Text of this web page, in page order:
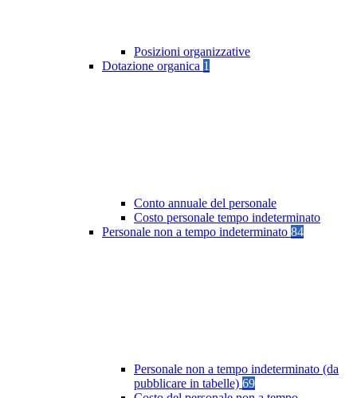
Posizioni organizzative
Dotazione organica 1
Conto annuale del personale
Costo personale tempo indeterminato
Personale non a tempo indeterminato 84
Personale non a tempo indeterminato (da
pubblicare in tabelle) 69